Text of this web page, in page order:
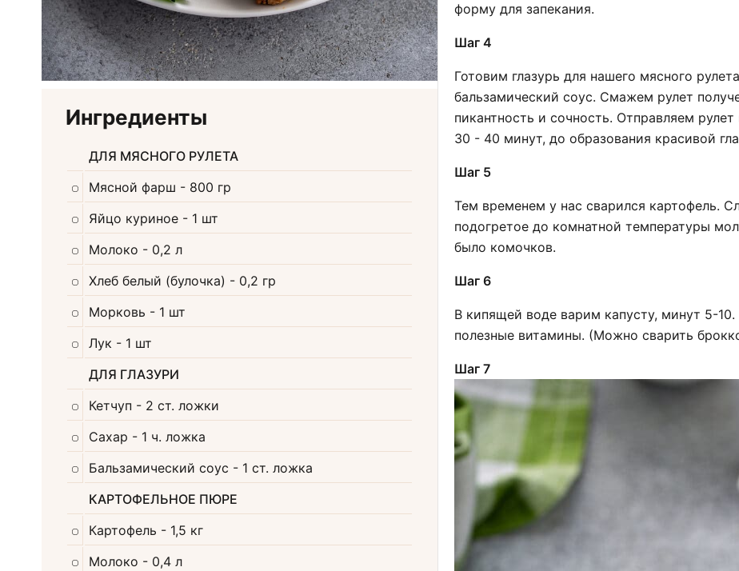
Ингредиенты
ДЛЯ МЯСНОГО РУЛЕТА
Мясной фарш - 800 гр
Яйцо куриное - 1 шт
Молоко - 0,2 л
Хлеб белый (булочка) - 0,2 гр
Морковь - 1 шт
Лук - 1 шт
ДЛЯ ГЛАЗУРИ
Кетчуп - 2 ст. ложки
Сахар - 1 ч. ложка
Бальзамический соус - 1 ст. ложка
КАРТОФЕЛЬНОЕ ПЮРЕ
Картофель - 1,5 кг
Молоко - 0,4 л
форму для запекания.
Шаг 4
Готовим глазурь для нашего мясного
бальзамический соус. Смажем рулет
пикантность и сочность. Отправляем
30 - 40 минут, до образования красивой
Шаг 5
Тем временем у нас сварился картофель.
подогретое до комнатной температуры
было комочков.
Шаг 6
В кипящей воде варим капусту, минут 5-
полезные витамины. (Можно сварить
Шаг 7